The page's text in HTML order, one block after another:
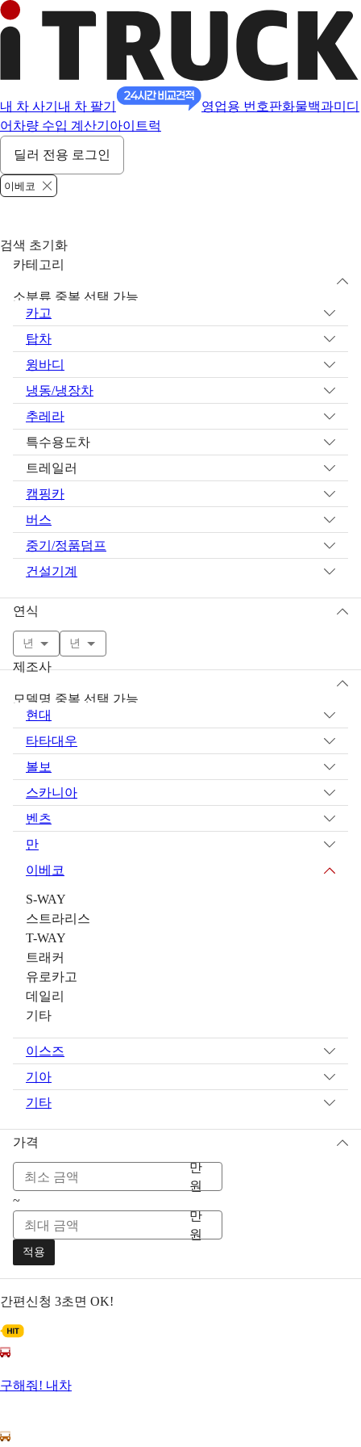
내 차 사기 내 차 팔기 영업용 번호판화물백과미디
어 차량 수입 계산기 아이트럭
딜러 전용 로그인
이베코
검색 초기화
카테고리
소분류 중복 선택 가능
카고
탑차
윙바디
냉동/냉장차
추레라
특수용도차
트레일러
캠핑카
버스
중기/정품덤프
건설기계
연식
년 년
제조사
모델명 중복 선택 가능
현대
타타대우
볼보
스카니아
벤츠
만
이베코
S-WAY
스트라리스
T-WAY
트래커
유로카고
데일리
기타
이스즈
기아
기타
가격
만
원
~
만
원
적용
간편신청 3초면 OK!
구해줘! 내차